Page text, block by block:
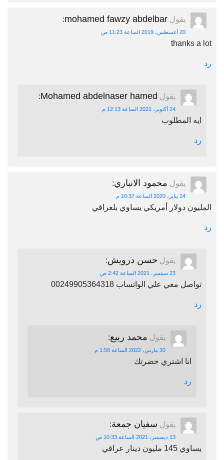
يقول mohamed fawzy abdelbar
:
20 أغسطس، 2019 الساعة 11:23 ص
thanks a lot
رد
يقول Mohamed abdelnaser hamed
:
24 أكتوبر، 2021 الساعة 12:13 م
ايه المطلوب
رد
يقول محمود الانباري:
24 يناير، 2020 الساعة 10:37 م
المليون دولار أمريكي يساوي بلعراقي
رد
يقول حسن درويش:
23 سبتمبر، 2021 الساعة 2:42 ص
تواصل معي علي الواتساب 00249905364318
رد
يقول محمد ربيع:
30 مارس، 2022 الساعة 1:56 م
انا اشتري حضرتك
رد
يقول سفيان جمعة:
13 ديسمبر، 2021 الساعة 10:33 ص
يساوي 145 مليون دينار عراقي